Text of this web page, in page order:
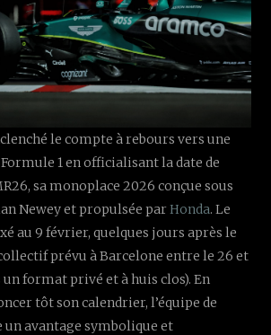
le compte à rebours vers une
1 en officialisant la date de
sa monoplace 2026 conçue sous
Newey et propulsée parHonda. Le
au 9 février, quelques jours après le
prévu à Barcelone entre le 26 et
format privé et à huis clos). En
tôt son calendrier, l’équipe de
un avantage symbolique et